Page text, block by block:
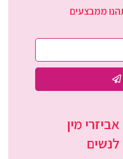
ממבצעים
אביזרי מין
לנשים